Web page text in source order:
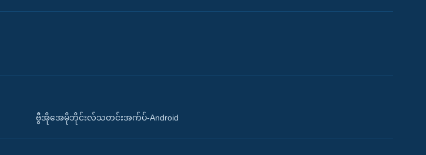
ဗွီအိုအေမိုဘိုင်းလ်သတင်းအက်ပ်-Android